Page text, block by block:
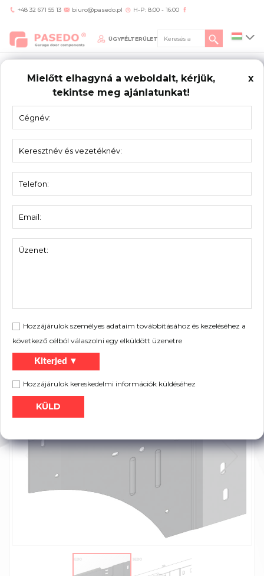
+48 32 671 55 13 biuro@pasedo.pl H-P: 8:00 - 16:00
ÜGYFÉLTERÜLET
Mielőtt elhagyná a weboldalt, kérjük,
tekintse meg ajánlatunkat!
x
Hozzájárulok személyes adataim továbbításához és kezeléséhez a
következő célból válaszolni egy elküldött üzenetre
Kiterjed ▼
Hozzájárulok kereskedelmi információk küldéséhez
Home/Termékek
SZERELŐELEMEK
Perforált szerelőlap 533080
Anyag:
Horganyzott acél
Egység:
Csomagolás:
5
Súly:
3,10 kg
Vastagság:
Szórólap: